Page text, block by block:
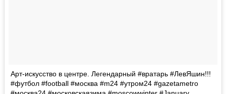
Арт-искусство в центре. Легендарный #вратарь #ЛевЯшин!!!
#футбол #football #москва #m24 #утром24 #gazetametro